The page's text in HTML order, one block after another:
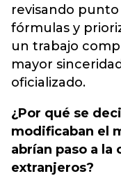
revisando
fórmulas y
un trabajo
mayor
oficializado.
¿Por qué se
modificaban el
abrían paso a
extranjeros?